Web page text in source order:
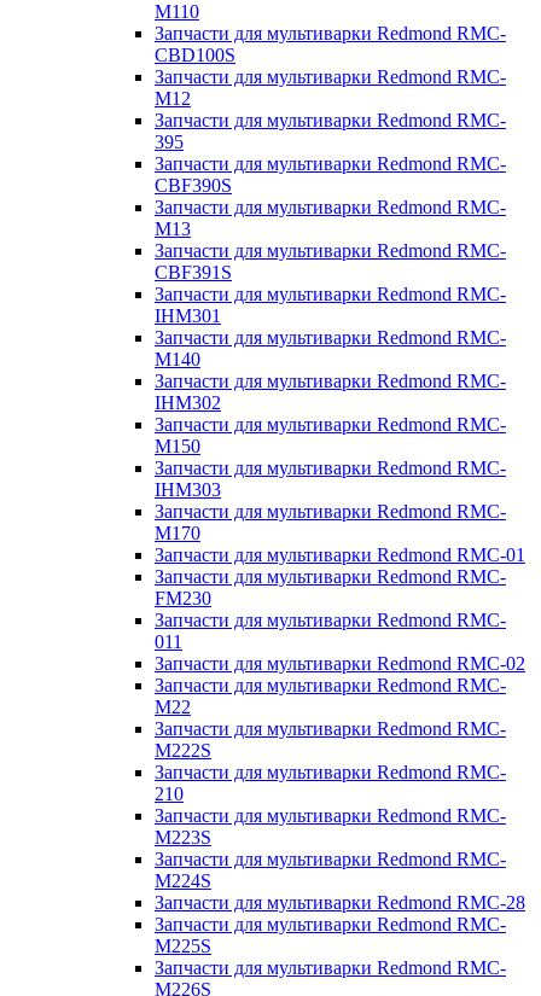
M110
Запчасти для мультиварки Redmond RMC-
CBD100S
Запчасти для мультиварки Redmond RMC-
M12
Запчасти для мультиварки Redmond RMC-
395
Запчасти для мультиварки Redmond RMC-
CBF390S
Запчасти для мультиварки Redmond RMC-
M13
Запчасти для мультиварки Redmond RMC-
CBF391S
Запчасти для мультиварки Redmond RMC-
IHM301
Запчасти для мультиварки Redmond RMC-
M140
Запчасти для мультиварки Redmond RMC-
IHM302
Запчасти для мультиварки Redmond RMC-
M150
Запчасти для мультиварки Redmond RMC-
IHM303
Запчасти для мультиварки Redmond RMC-
M170
Запчасти для мультиварки Redmond RMC-01
Запчасти для мультиварки Redmond RMC-
FM230
Запчасти для мультиварки Redmond RMC-
011
Запчасти для мультиварки Redmond RMC-02
Запчасти для мультиварки Redmond RMC-
M22
Запчасти для мультиварки Redmond RMC-
M222S
Запчасти для мультиварки Redmond RMC-
210
Запчасти для мультиварки Redmond RMC-
M223S
Запчасти для мультиварки Redmond RMC-
M224S
Запчасти для мультиварки Redmond RMC-28
Запчасти для мультиварки Redmond RMC-
M225S
Запчасти для мультиварки Redmond RMC-
M226S